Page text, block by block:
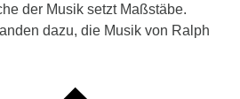
der Musik setzt Maßstäbe.
dazu, die Musik von Ralph